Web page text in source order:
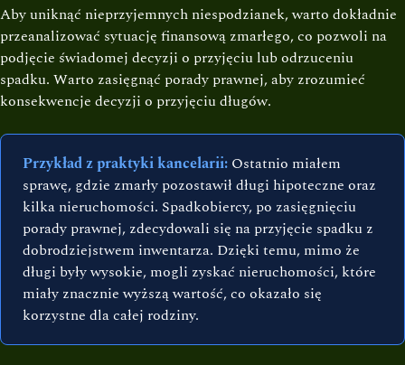
Aby uniknąć nieprzyjemnych niespodzianek, warto dokładnie
przeanalizować sytuację finansową zmarłego, co pozwoli na
podjęcie świadomej decyzji o przyjęciu lub odrzuceniu
spadku. Warto zasięgnąć porady prawnej, aby zrozumieć
konsekwencje decyzji o przyjęciu długów.
Przykład z praktyki kancelarii: Ostatnio miałem
sprawę, gdzie zmarły pozostawił długi hipoteczne oraz
kilka nieruchomości. Spadkobiercy, po zasięgnięciu
porady prawnej, zdecydowali się na przyjęcie spadku z
dobrodziejstwem inwentarza. Dzięki temu, mimo że
długi były wysokie, mogli zyskać nieruchomości, które
miały znacznie wyższą wartość, co okazało się
korzystne dla całej rodziny.